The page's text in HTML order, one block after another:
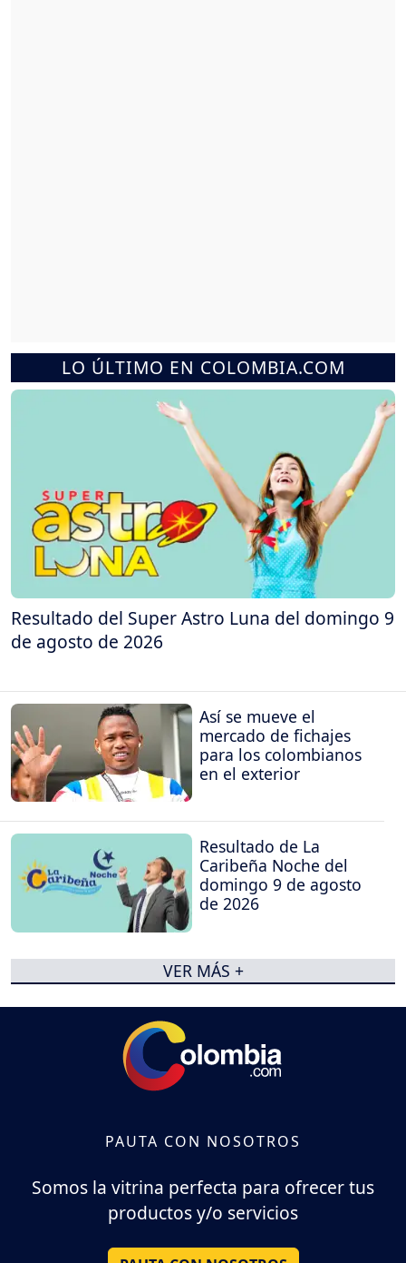
LO ÚLTIMO EN COLOMBIA.COM
Resultado del Super Astro Luna del domingo 9
de agosto de 2026
Así se mueve el
mercado de fichajes
para los colombianos
en el exterior
Resultado de La
Caribeña Noche del
domingo 9 de agosto
de 2026
VER MÁS +
PAUTA CON NOSOTROS
Somos la vitrina perfecta para ofrecer tus
productos y/o servicios